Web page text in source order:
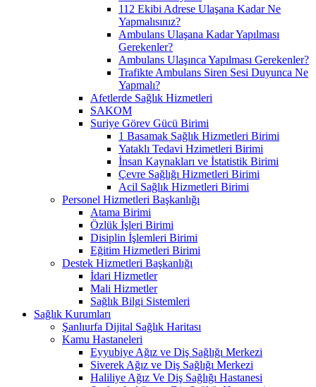
112 Ekibi Adrese Ulaşana Kadar Ne
Yapmalısınız?
Ambulans Ulaşana Kadar Yapılması
Gerekenler?
Ambulans Ulaşınca Yapılması Gerekenler?
Trafikte Ambulans Siren Sesi Duyunca Ne
Yapmalı?
Afetlerde Sağlık Hizmetleri
SAKOM
Suriye Görev Gücü Birimi
1 Basamak Sağlık Hizmetleri Birimi
Yataklı Tedavi Hzimetleri Birimi
İnsan Kaynakları ve İstatistik Birimi
Çevre Sağlığı Hizmetleri Birimi
Acil Sağlık Hizmetleri Birimi
Personel Hizmetleri Başkanlığı
Atama Birimi
Özlük İşleri Birimi
Disiplin İşlemleri Birimi
Eğitim Hizmetleri Birimi
Destek Hizmetleri Başkanlığı
İdari Hizmetler
Mali Hizmetler
Sağlık Bilgi Sistemleri
Sağlık Kurumları
Şanlıurfa Dijital Sağlık Haritası
Kamu Hastaneleri
Eyyubiye Ağız ve Diş Sağlığı Merkezi
Siverek Ağız ve Diş Sağlığı Merkezi
Haliliye Ağız Ve Diş Sağlığı Hastanesi